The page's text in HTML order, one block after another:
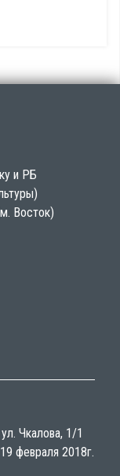
и РБ
Восток)
Чкалова, 1/1
февраля 2018г.